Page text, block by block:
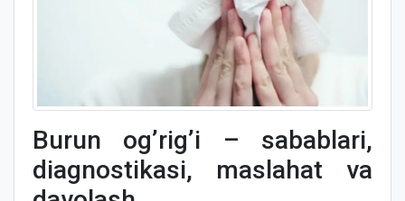
Burun og’rig’i – sabablari,
diagnostikasi, maslahat va